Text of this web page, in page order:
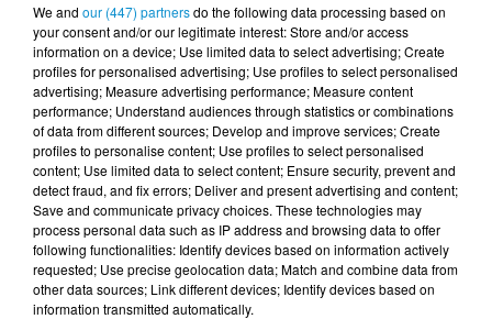
DERNIERS PODCASTS
24 juillet 2026
Les Zinformés - 24/07/26
We and our (447) partnersdo the following data processing based on
your consent and/or our legitimate interest: Store and/or access
information on a device; Use limited data to select advertising; Create
profiles for personalised advertising; Use profiles to select personalised
advertising; Measure advertising performance; Measure content
performance; Understand audiences through statistics or combinations
of data from different sources; Develop and improve services; Create
profiles to personalise content; Use profiles to select personalised
content; Use limited data to select content; Ensure security, prevent and
detect fraud, and fix errors; Deliver and present advertising and content;
Save and communicate privacy choices. These technologies may
process personal data such as IP address and browsing data to offer
following functionalities: Identify devices based on information actively
requested; Use precise geolocation data; Match and combine data from
other data sources; Link different devices; Identify devices based on
information transmitted automatically.